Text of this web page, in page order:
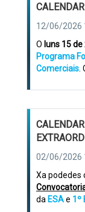
12/06/2026
O luns 15
Programa
Comerciais
02/06/2026
Xa podedes
da ESAe 1º